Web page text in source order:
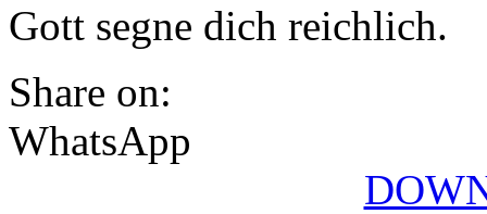
Gott segne dich reichlich.
Share on:
WhatsApp